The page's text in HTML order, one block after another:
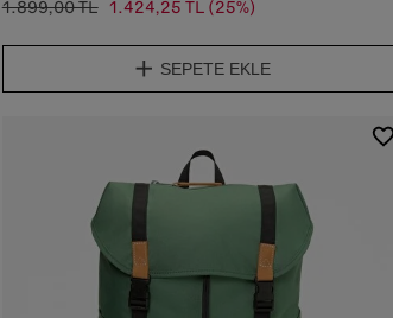
1.899,00 TL 1.424,25 TL (25%)
SEPETE EKLE